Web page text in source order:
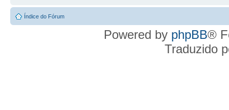
Índice do Fórum
Powered by phpBB®
Traduzido